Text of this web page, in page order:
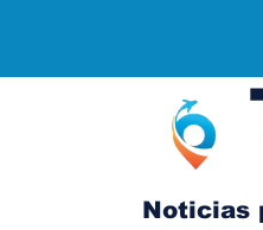
Noticias